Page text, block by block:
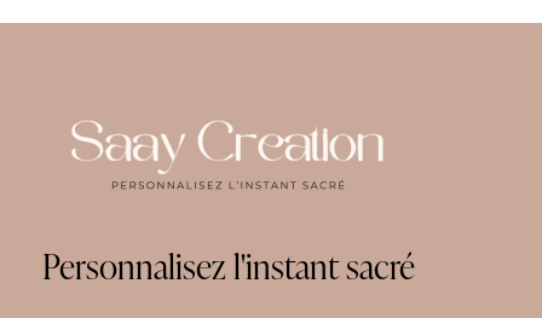
Personnalisezl'instantsacré